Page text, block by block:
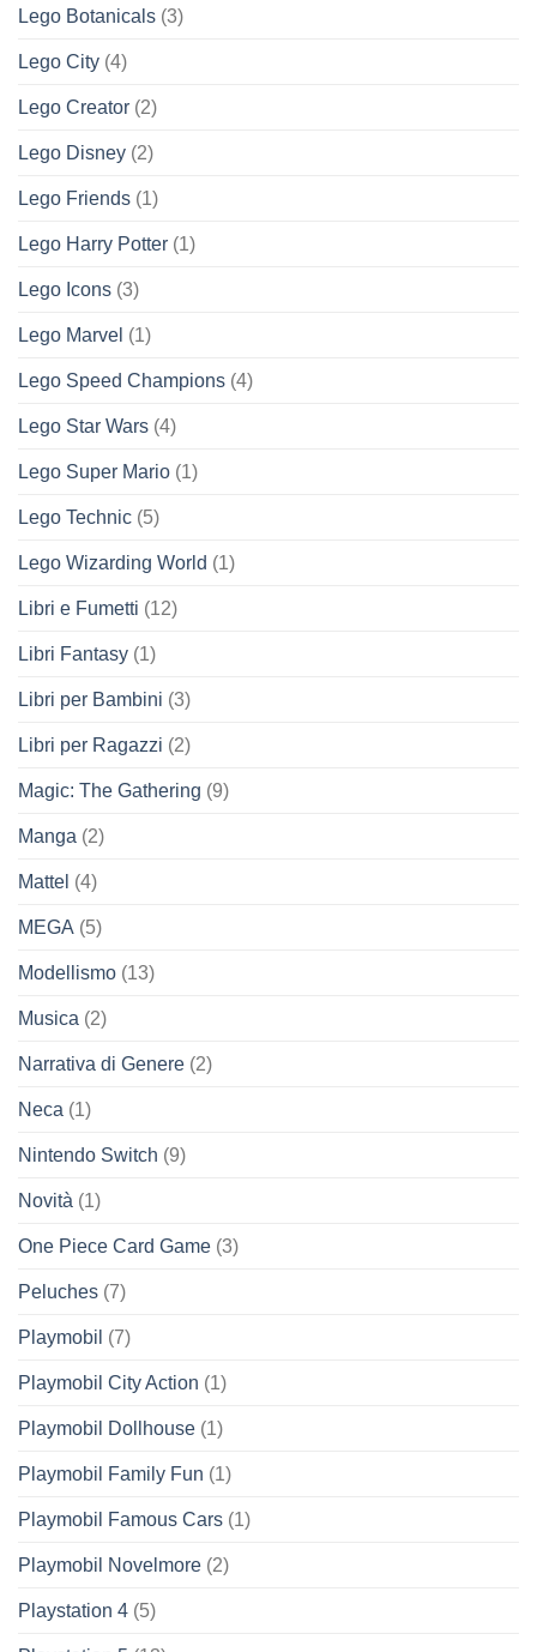
Lego Botanicals (3)
Lego City (4)
Lego Creator (2)
Lego Disney (2)
Lego Friends (1)
Lego Harry Potter (1)
Lego Icons (3)
Lego Marvel (1)
Lego Speed Champions (4)
Lego Star Wars (4)
Lego Super Mario (1)
Lego Technic (5)
Lego Wizarding World (1)
Libri e Fumetti (12)
Libri Fantasy (1)
Libri per Bambini (3)
Libri per Ragazzi (2)
Magic: The Gathering (9)
Manga (2)
Mattel (4)
MEGA (5)
Modellismo (13)
Musica (2)
Narrativa di Genere (2)
Neca (1)
Nintendo Switch (9)
Novità (1)
One Piece Card Game (3)
Peluches (7)
Playmobil (7)
Playmobil City Action (1)
Playmobil Dollhouse (1)
Playmobil Family Fun (1)
Playmobil Famous Cars (1)
Playmobil Novelmore (2)
Playstation 4 (5)